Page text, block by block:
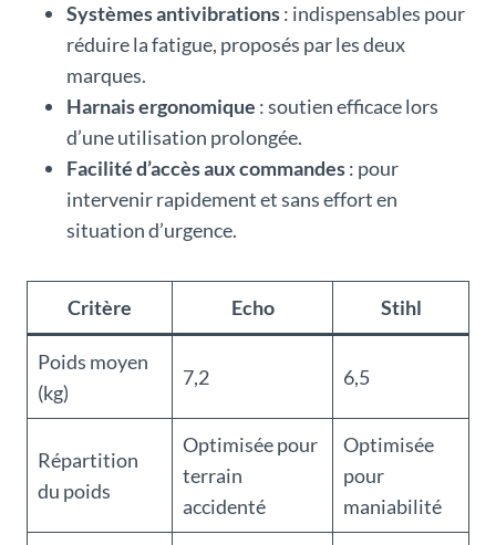
Systèmes antivibrations: indispensables pour
réduire la fatigue, proposés par les deux
marques.
Harnais ergonomique : soutien efficace lors
d’une utilisation prolongée.
Facilité d’accès aux commandes: pour
intervenir rapidement et sans effort en
situation d’urgence.
Critère Echo Stihl
Poids moyen
(kg)
7,2 6,5
Répartition
du poids
Optimisée pour
terrain
accidenté
Optimisée
pour
maniabilité